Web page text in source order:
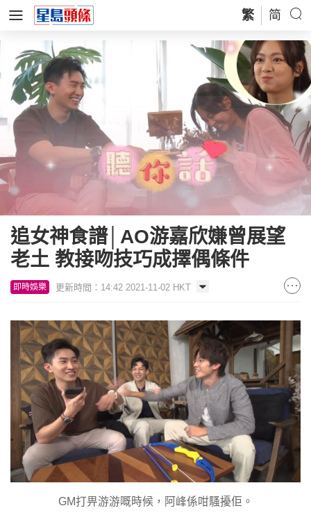
繁 简
追女神食譜│AO游嘉欣嫌曾展望
老土 教接吻技巧成擇偶條件
即時娛樂 更新時間：14:42 2021-11-02 HKT
GM打畀游游嘅時候，阿峰係咁騷擾佢。